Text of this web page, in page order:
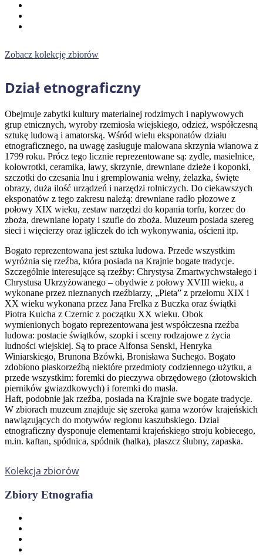
Zobacz kolekcję zbiorów
Dział etnograficzny
Obejmuje zabytki kultury materialnej rodzimych i napływowych
grup etnicznych, wyroby rzemiosła wiejskiego, odzież, współczesną
sztukę ludową i amatorską. Wśród wielu eksponatów działu
etnograficznego, na uwagę zasługuje malowana skrzynia wianowa z
1799 roku. Prócz tego licznie reprezentowane są: zydle, masielnice,
kołowrotki, ceramika, ławy, skrzynie, drewniane dzieże i koponki,
szczotki do czesania lnu i gremplowania wełny, żelazka, święte
obrazy, duża ilość urządzeń i narzędzi rolniczych. Do ciekawszych
eksponatów z tego zakresu należą: drewniane radło płozowe z
połowy XIX wieku, zestaw narzędzi do kopania torfu, korzec do
zboża, drewniane łopaty i szufle do zboża. Muzeum posiada szereg
sieci i więcierzy oraz igliczek do ich wykonywania, ościeni itp.
Bogato reprezentowana jest sztuka ludowa. Przede wszystkim
wyróżnia się rzeźba, która posiada na Krajnie bogate tradycje.
Szczególnie interesujące są rzeźby: Chrystysa Zmartwychwstałego i
Chrystusa Ukrzyżowanego – obydwie z połowy XVIII wieku, a
wykonane przez nieznanych rzeźbiarzy, „Pieta” z przełomu XIX i
XX wieku wykonana przez Jana Frelka z Buczka oraz świątki
Piotra Kuicha z Czernic z początku XX wieku. Obok
wymienionych bogato reprezentowana jest współczesna rzeźba
ludowa: postacie świątków, szopki i sceny rodzajowe z życia
ludności wiejskiej. Są to prace Alfonsa Senski, Henryka
Winiarskiego, Brunona Bzówki, Bronisława Suchego. Bogato
zdobiono płaskorzeźbą niektóre przedmioty codziennego użytku, a
przede wszystkim: foremki do pieczywa obrzędowego (złotowskich
pierników gwiazdkowych) i foremki do masła.
Haft, podobnie jak rzeźba, posiada na Krajnie swe bogate tradycje.
W zbiorach muzeum znajduje się szeroka gama wzorów krajeńskich
nawiązujących do motywów regionu kaszubskiego. Dział
etnograficzny dysponuje elementami krajeńskiego stroju kobiecego,
m.in. kaftan, spódnica, spódnik (halka), płaszcz ślubny, zapaska.
Kolekcja zbiorów
Zbiory Etnografia